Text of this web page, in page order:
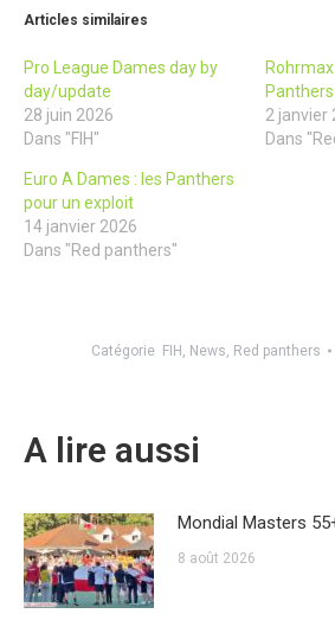
Articles similaires
Pro League Dames day by
day/update
28 juin 2026
Dans "FIH"
Panthers
2 janvier
Dans
Euro A Dames : les Panthers
pour un exploit
14 janvier 2026
Dans "Red panthers"
Catégorie FIH , News, Red panthers
A lire aussi
Mondial Masters
8 août 2026